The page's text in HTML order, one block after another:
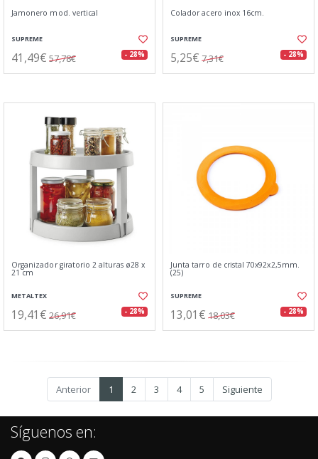
Jamonero mod. vertical
SUPREME
41,49€ 57,78€ - 28%
Colador acero inox 16cm.
SUPREME
5,25€ 7,31€ - 28%
Organizador giratorio 2 alturas ø28 x
21 cm
METALTEX
19,41€ 26,91€ - 28%
Junta tarro de cristal 70x92x2,5mm.
(25)
SUPREME
13,01€ 18,03€ - 28%
Anterior 1 2 3 4 5 Siguiente
Síguenos en: